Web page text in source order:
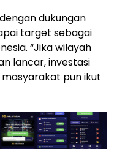
dukungan
target sebagai
“Jika wilayah
lancar, investasi
pun ikut